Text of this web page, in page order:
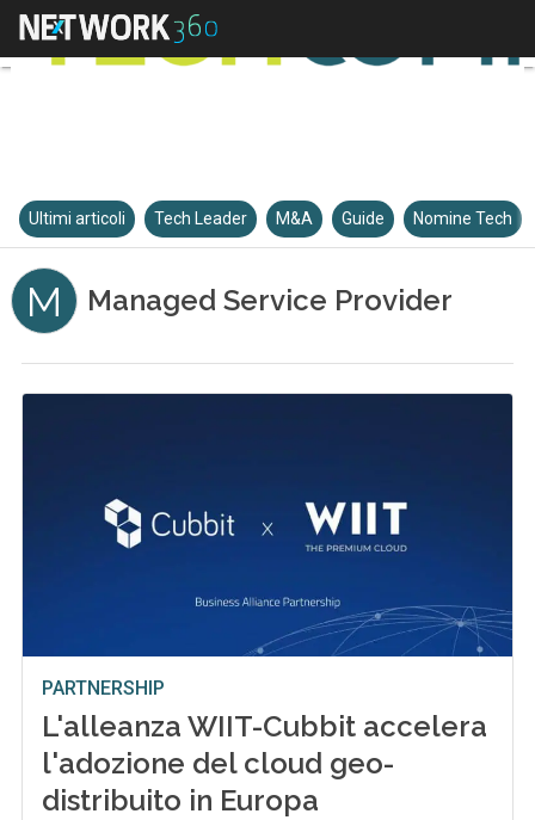
Ultimi articoli Tech Leader M&A Guide Nomine Tech
M Managed Service Provider
PARTNERSHIP
L'alleanza WIIT-Cubbit accelera
l'adozione del cloud geo-
distribuito in Europa